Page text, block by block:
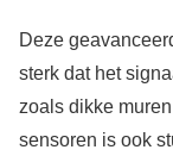
Deze
sterk dat het
zoals dikke
sensoren is ook